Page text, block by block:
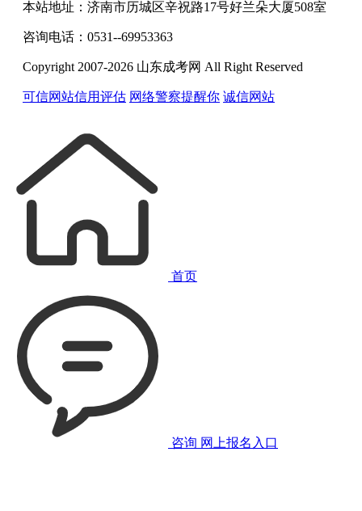
本站地址：济南市历城区辛祝路17号好兰朵大厦508室
咨询电话：0531--69953363
Copyright 2007-2026 山东成考网 All Right Reserved
可信网站信用评估 网络警察提醒你 诚信网站
首页
咨询 网上报名入口